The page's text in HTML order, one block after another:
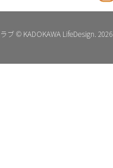
ブ © KADOKAWA LifeDesign. 2026